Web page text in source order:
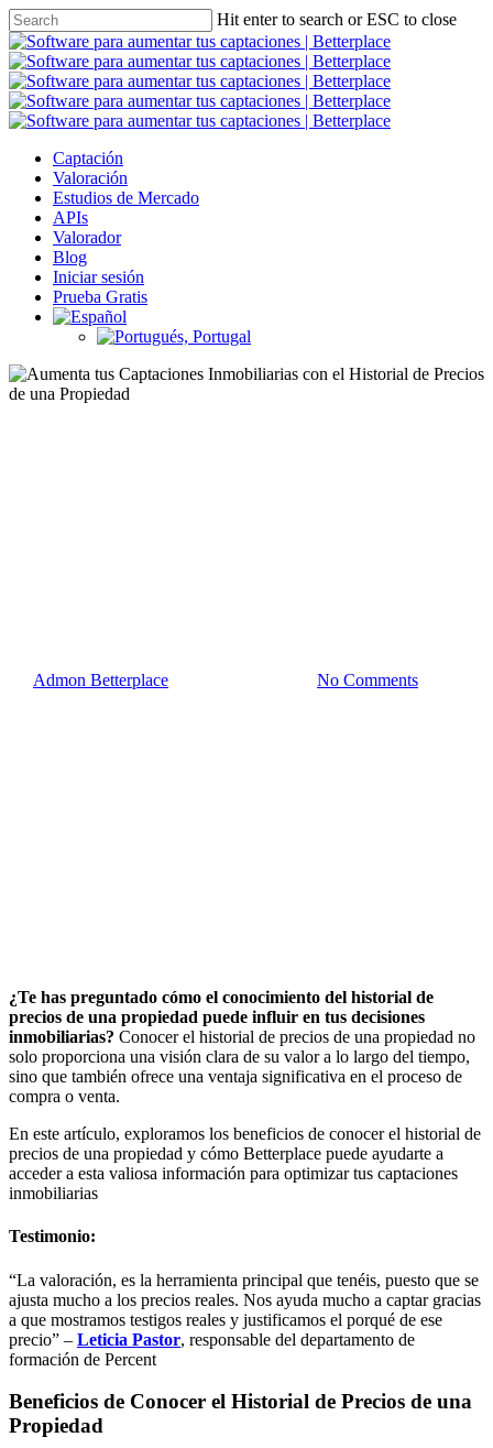
Hit enter to search or ESC to close
Captación
Valoración
Estudios de Mercado
APIs
Valorador
Blog
Iniciar sesión
Prueba Gratis
Admon Betterplace No Comments
¿Te has preguntado cómo el conocimiento del historial de
precios de una propiedad puede influir en tus decisiones
inmobiliarias? Conocer el historial de precios de una propiedad no
solo proporciona una visión clara de su valor a lo largo del tiempo,
sino que también ofrece una ventaja significativa en el proceso de
compra o venta.
En este artículo, exploramos los beneficios de conocer el historial de
precios de una propiedad y cómo Betterplace puede ayudarte a
acceder a esta valiosa información para optimizar tus captaciones
inmobiliarias
Testimonio:
“La valoración, es la herramienta principal que tenéis, puesto que se
ajusta mucho a los precios reales. Nos ayuda mucho a captar gracias
a que mostramos testigos reales y justificamos el porqué de ese
precio” – Leticia Pastor, responsable del departamento de
formación de Percent
Beneficios de Conocer el Historial de Precios de una
Propiedad